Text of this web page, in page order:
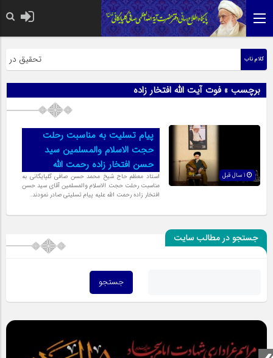
کلام ناب تحقیق در
برچسب » فوت آیت الله افتخار زاده
پیام تسلیت به مناسبت رحلت
حجت الاسلام والمسلمین سید
حسن افتخار زاده رحمت الله
استاد معظم حاج شیخ محمد حسن صافی گلپایگانی به
مناسبت رحلت حجت الاسلام والمسلمین آقای سید حسن
افتخار زاده رحمت الله علیه پیام تسلیتی صادر نمودند.
جستجو در مطالب سایت